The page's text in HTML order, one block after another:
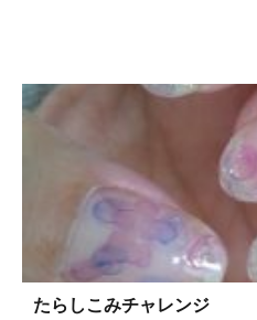
たらしこみチャレンジ